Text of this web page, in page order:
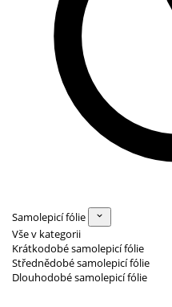
Samolepicí fólie
Vše v kategorii
Krátkodobé samolepicí fólie
Střednědobé samolepicí fólie
Dlouhodobé samolepicí fólie